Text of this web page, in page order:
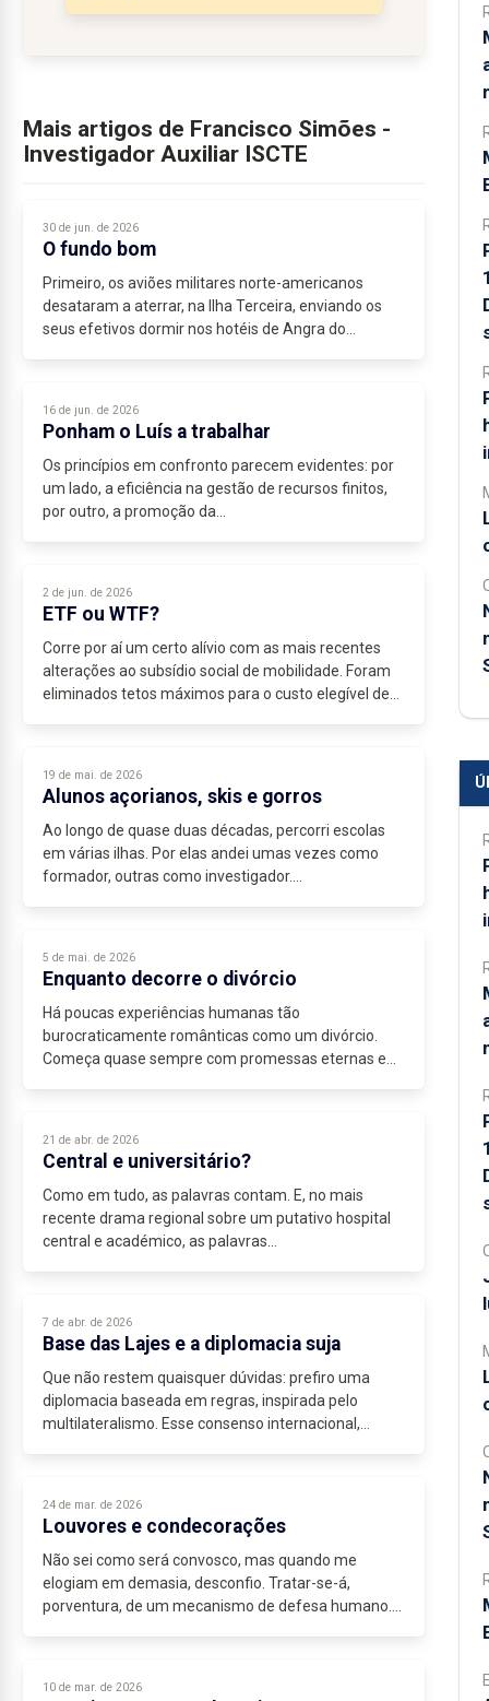
Mais artigos de Francisco Simões -
Investigador Auxiliar ISCTE
30 de jun. de 2026
O fundo bom
Primeiro, os aviões militares norte-americanos
desataram a aterrar, na Ilha Terceira, enviando os
seus efetivos dormir nos hotéis de Angra do
16 de jun. de 2026
Ponham o Luís a trabalhar
Os princípios em confronto parecem evidentes: por
um lado, a eficiência na gestão de recursos finitos,
por outro, a promoção da...
2 de jun. de 2026
ETF ou WTF?
Corre por aí um certo alívio com as mais recentes
alterações ao subsídio social de mobilidade. Foram
eliminados tetos máximos para o custo elegível de
19 de mai. de 2026
Alunos açorianos, skis e gorros
Ao longo de quase duas décadas, percorri escolas
em várias ilhas. Por elas andei umas vezes como
formador, outras como investigador....
5 de mai. de 2026
Enquanto decorre o divórcio
Há poucas experiências humanas tão
burocraticamente românticas como um divórcio.
Começa quase sempre com promessas eternas e
21 de abr. de 2026
Central e universitário?
Como em tudo, as palavras contam. E, no mais
recente drama regional sobre um putativo hospital
central e académico, as palavras...
7 de abr. de 2026
Base das Lajes e a diplomacia suja
Que não restem quaisquer dúvidas: prefiro uma
diplomacia baseada em regras, inspirada pelo
multilateralismo. Esse consenso internacional,...
24 de mar. de 2026
Louvores e condecorações
Não sei como será convosco, mas quando me
elogiam em demasia, desconfio. Tratar-se-á,
porventura, de um mecanismo de defesa humano....
10 de mar. de 2026